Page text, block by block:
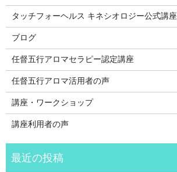
タッチフォーヘルス キネシオロジー公式講座
ブログ
任督五行アロマセラピー認定講座
任督五行アロマ活用者の声
講座・ワークショップ
講座利用者の声